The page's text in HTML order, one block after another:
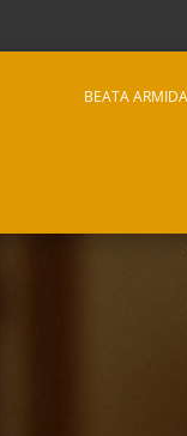
BEATA